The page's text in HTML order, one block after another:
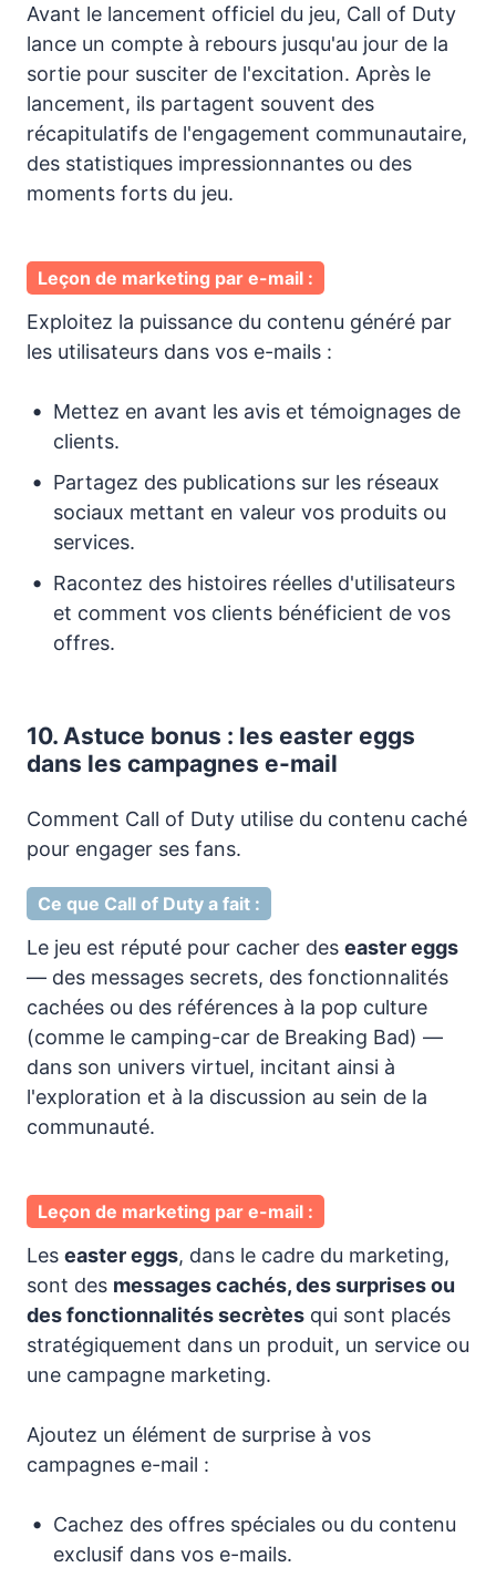
Avant le lancement officiel du jeu, Call of Duty
lance un compte à rebours jusqu'au jour de la
sortie pour susciter de l'excitation. Après le
lancement, ils partagent souvent des
récapitulatifs de l'engagement communautaire,
des statistiques impressionnantes ou des
moments forts du jeu.
Leçon de marketing par e-mail :
Exploitez la puissance du contenu généré par
les utilisateurs dans vos e-mails :
Mettez en avant les avis et témoignages de
clients.
Partagez des publications sur les réseaux
sociaux mettant en valeur vos produits ou
services.
Racontez des histoires réelles d'utilisateurs
et comment vos clients bénéficient de vos
offres.
10. Astuce bonus : les easter eggs
dans les campagnes e-mail
Comment Call of Duty utilise du contenu caché
pour engager ses fans.
Ce que Call of Duty a fait :
Le jeu est réputé pour cacher des easter eggs
— des messages secrets, des fonctionnalités
cachées ou des références à la pop culture
(comme le camping-car de Breaking Bad) —
dans son univers virtuel, incitant ainsi à
l'exploration et à la discussion au sein de la
communauté.
Leçon de marketing par e-mail :
Les easter eggs, dans le cadre du marketing,
sont des messages cachés, des surprises ou
des fonctionnalités secrètes qui sont placés
stratégiquement dans un produit, un service ou
une campagne marketing.
Ajoutez un élément de surprise à vos
campagnes e-mail :
Cachez des offres spéciales ou du contenu
exclusif dans vos e-mails.